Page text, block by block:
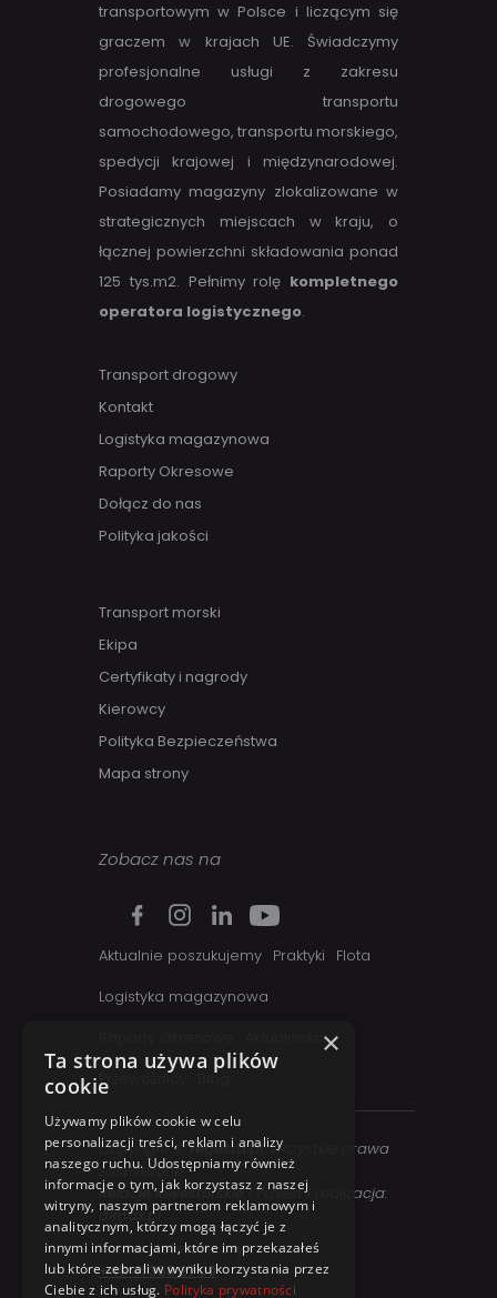
transportowym w Polsce i liczącym się
graczem w krajach UE. Świadczymy
profesjonalne usługi z zakresu
drogowego transportu
samochodowego, transportu morskiego,
spedycji krajowej i międzynarodowej.
Posiadamy magazyny zlokalizowane w
strategicznych miejscach w kraju, o
łącznej powierzchni składowania ponad
125 tys.m2. Pełnimy rolę kompletnego
operatora logistycznego.
Transport drogowy
Kontakt
Logistyka magazynowa
Raporty Okresowe
Dołącz do nas
Polityka jakości
Transport morski
Ekipa
Certyfikaty i nagrody
Kierowcy
Polityka Bezpieczeństwa
Mapa strony
Zobacz nas na
Aktualnie poszukujemy Praktyki
Flota
Logistyka magazynowa
Aktualności
Przewoźnicy
Blog
Copyright ©regesta.pl. Wszystkie prawa
zastrzezone
Relacje inwestorskie| Projekt i realizacja:
dimax.pl
Kontakt telefoniczny:
+48 41 358 27 00
×
Ta strona używa plików
cookie
Używamy plików cookie w celu
personalizacji treści, reklam i analizy
naszego ruchu. Udostępniamy również
informacje o tym, jak korzystasz z naszej
witryny, naszym partnerom reklamowym i
analitycznym, którzy mogą łączyć je z
innymi informacjami, które im przekazałeś
lub które zebrali w wyniku korzystania przez
Ciebie z ich usług. Polityka prywatności